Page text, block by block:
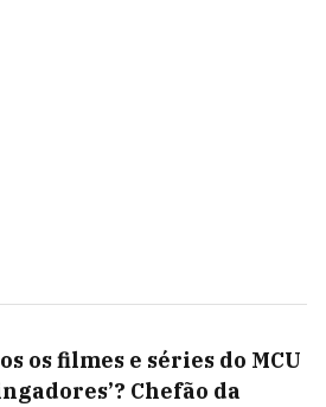
os filmes e séries do MCU
Chefão da